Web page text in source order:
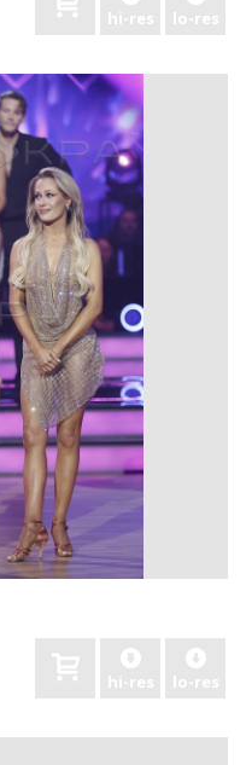
hi-res lo-res
hi-res lo-res